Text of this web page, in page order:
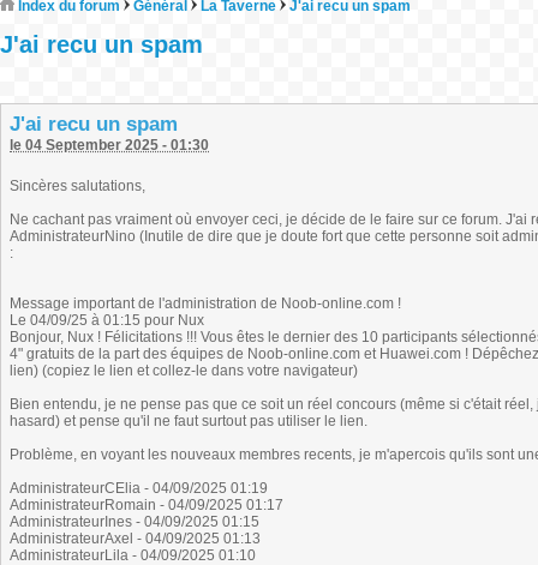
Index du forum Général La Taverne J'ai recu un spam
J'ai recu un spam
J'ai recu un spam
le 04 September 2025 - 01:30
Sincères salutations,
Ne cachant pas vraiment où envoyer ceci, je décide de le faire sur ce forum.
AdministrateurNino (Inutile de dire que je doute fort que cette personne soit
:
Message important de l'administration de Noob-online.com !
Le 04/09/25 à 01:15 pour Nux
Bonjour, Nux ! Félicitations !!! Vous êtes le dernier des 10 participants
4" gratuits de la part des équipes de Noob-online.com et Huawei.com !
lien) (copiez le lien et collez-le dans votre navigateur)
Bien entendu, je ne pense pas que ce soit un réel concours (même si c'était
hasard) et pense qu'il ne faut surtout pas utiliser le lien.
Problème, en voyant les nouveaux membres recents, je m'apercois qu'ils sont
AdministrateurCElia - 04/09/2025 01:19
AdministrateurRomain - 04/09/2025 01:17
AdministrateurInes - 04/09/2025 01:15
AdministrateurAxel - 04/09/2025 01:13
AdministrateurLila - 04/09/2025 01:10